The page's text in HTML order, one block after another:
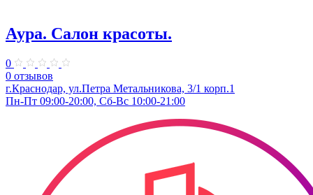
Аура. Салон красоты.
0
0 отзывов
г.Краснодар, ул.Петра Метальникова, 3/1 корп.1
Пн-Пт 09:00-20:00, Сб-Вс 10:00-21:00